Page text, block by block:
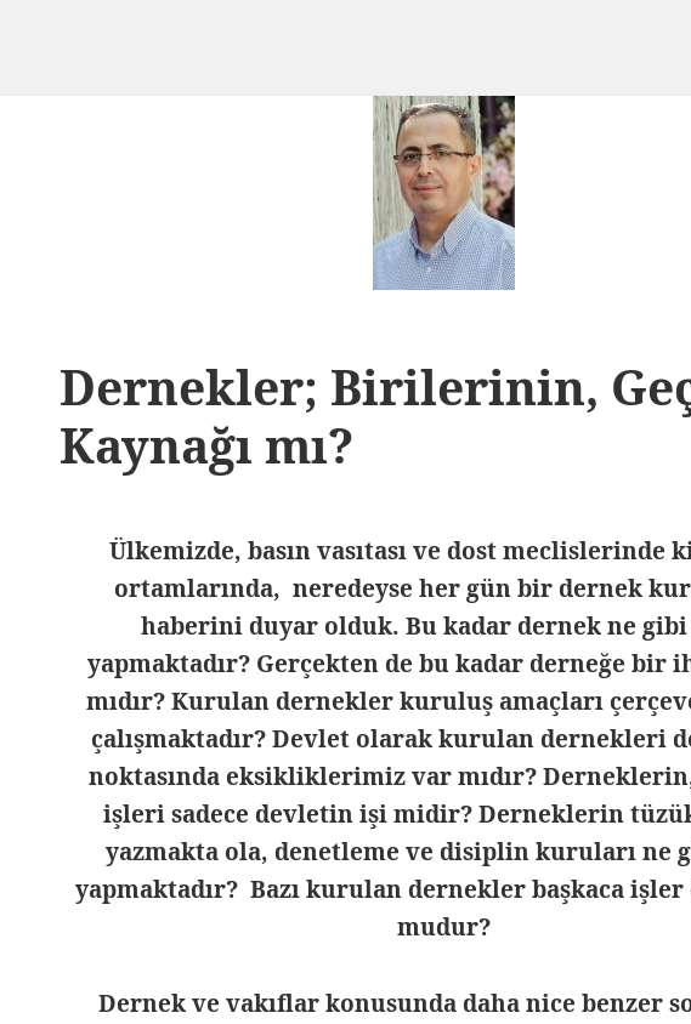
Dernekler; Birilerinin,
Kaynağı mı?
Ülkemizde, basın vasıtası ve dost meclislerinde
ortamlarında, neredeyse her gün bir dernek
haberini duyar olduk. Bu kadar dernek ne
yapmaktadır? Gerçekten de bu kadar derneğe bir
mıdır? Kurulan dernekler kuruluş amaçları
çalışmaktadır? Devlet olarak kurulan dernekleri
noktasında eksikliklerimiz var mıdır?
işleri sadece devletin işi midir? Derneklerin
yazmakta ola, denetleme ve disiplin kuruları ne
yapmaktadır? Bazı kurulan dernekler başkaca işler
mudur?
Dernek ve vakıflar konusunda daha nice benzer